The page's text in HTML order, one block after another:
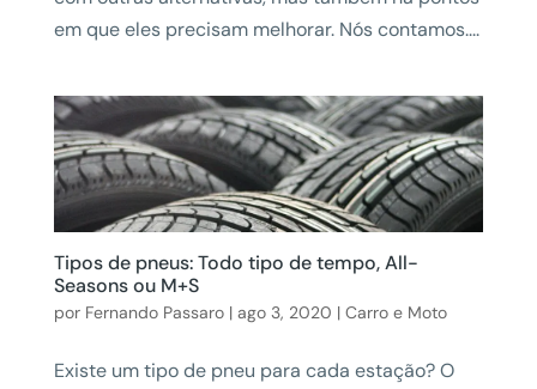
em que eles precisam melhorar. Nós contamos....
Tipos de pneus: Todo tipo de tempo, All-
Seasons ou M+S
por Fernando Passaro| ago 3, 2020 | Carro e Moto
Existe um tipo de pneu para cada estação? O